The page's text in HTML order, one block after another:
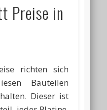
Preise in
richten sich
Bauteilen
Dieser ist